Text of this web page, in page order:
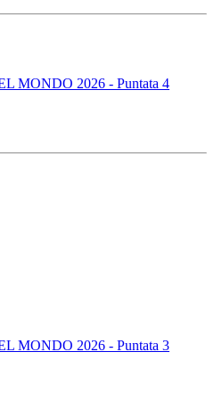
MONDO 2026 - Puntata 4
MONDO 2026 - Puntata 3